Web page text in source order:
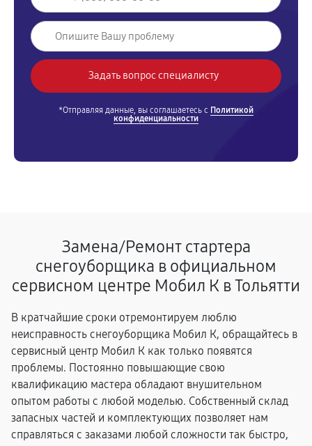
*Отправляя данные, вы соглашаетесь с Политикой
конфиденциальности
Замена/Pемонт стартера
снегоуборщика в официальном
сервисном центре Мобил К в Тольятти
В кратчайшие сроки отремонтируем люблю
неисправность снегоуборщика Мобил К, обращайтесь в
сервисный центр Мобил К как только появятся
проблемы. Постоянно повышающие свою
квалификацию мастера обладают внушительном
опытом работы с любой моделью. Собственный склад
запасных частей и комплектующих позволяет нам
справляться с заказами любой сложности так быстро,